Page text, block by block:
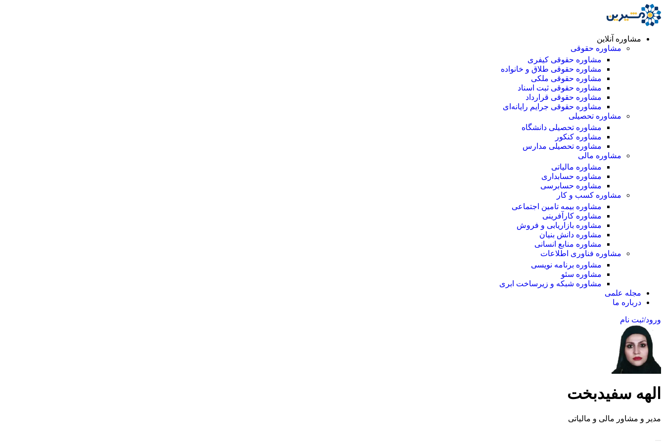
مشاوره آنلاین
مشاوره حقوقی
مشاوره حقوقی کیفری
مشاوره حقوقی طلاق و خانواده
مشاوره حقوقی ملکی
مشاوره حقوقی ثبت اسناد
مشاوره حقوقی قرارداد
مشاوره حقوقی جرایم رایانه‌ای
مشاوره تحصیلی
مشاوره تحصیلی دانشگاه
مشاوره کنکور
مشاوره تحصیلی مدارس
مشاوره مالی
مشاوره مالیاتی
مشاوره حسابداری
مشاوره حسابرسی
مشاوره کسب و کار
مشاوره بیمه تامین اجتماعی
مشاوره کارآفرینی
مشاوره بازاریابی و فروش
مشاوره دانش بنیان
مشاوره منابع انسانی
مشاوره فناوری اطلاعات
مشاوره برنامه نویسی
مشاوره سئو
مشاوره شبکه و زیرساخت ابری
مجله علمی
درباره ما
ورود/ثبت نام
الهه سفیدبخت
مدیر و مشاور مالی و مالیاتی